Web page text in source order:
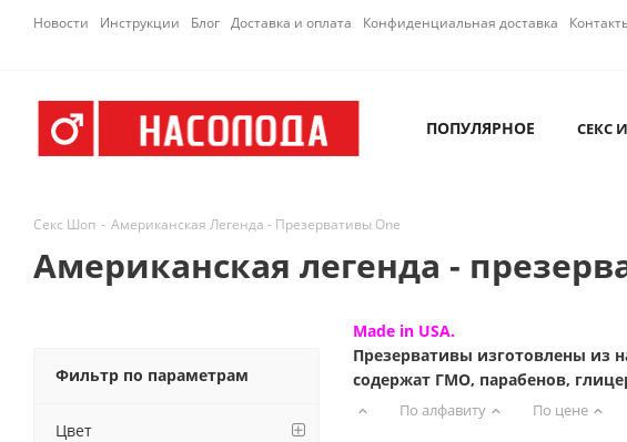
Новости Инструкции Блог Доставка и оплата Конфиденциальная доставка
ПОПУЛЯРНОЕ СЕКС
Секс Шоп - Американская Легенда - Презервативы One
Американская легенда -
Made in USA.
Презервативы изготовлены из
содержат ГМО, парабенов,
По алфавиту По цене
Фильтр по параметрам
Цвет